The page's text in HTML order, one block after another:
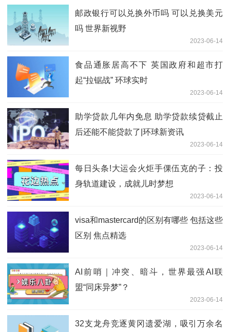
邮政银行可以兑换外币吗 可以兑换美元
吗 世界新视野
2023-06-14
食品通胀居高不下 英国政府和超市打
起“拉锯战” 环球实时
2023-06-14
助学贷款几年内免息 助学贷款续贷截止
后还能不能贷款了|环球新资讯
2023-06-14
每日头条!大运会火炬手倮伍克的子：投
身轨道建设，成就儿时梦想
2023-06-14
visa和mastercard的区别有哪些 包括这些
区别 焦点精选
2023-06-14
AI前哨｜冲突、暗斗，世界最强AI联
盟“同床异梦”？
2023-06-14
32支龙舟竞逐黄冈遗爱湖，吸引万余名